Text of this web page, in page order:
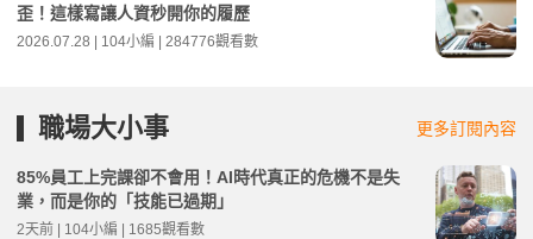
歪！這樣寫讓人資秒開你的履歷
2026.07.28 | 104小編 | 284776觀看數
職場大小事 更多訂閱內容
85%員工上完課卻不會用！AI時代真正的危機不是失
業，而是你的「技能已過期」
2天前 | 104小編 | 1685觀看數